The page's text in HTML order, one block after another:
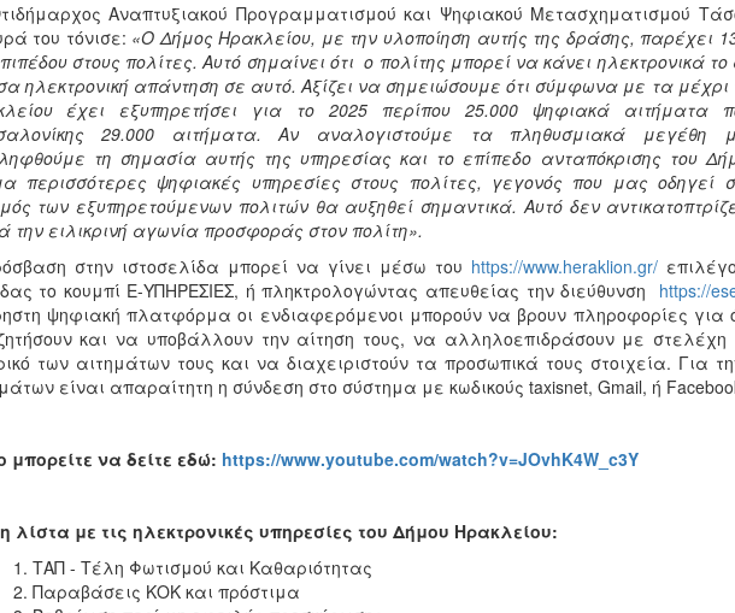
Αναπτυξιακού Προγραμματισμού και Ψηφιακού Μετασχηματισμού
του τόνισε: «Ο Δήμος Ηρακλείου, με την υλοποίηση αυτής της δράσης, παρέχει
στους πολίτες. Αυτό σημαίνει ότι ο πολίτης μπορεί να κάνει ηλεκτρονικά
ηλεκτρονική απάντηση σε αυτό. Αξίζει να σημειώσουμε ότι σύμφωνα με τα μέχρι
έχει εξυπηρετήσει για το 2025 περίπου 25.000 ψηφιακά αιτήματα
29.000 αιτήματα. Αν αναλογιστούμε τα πληθυσμιακά μεγέθη
τη σημασία αυτής της υπηρεσίας και το επίπεδο ανταπόκρισης του
περισσότερες ψηφιακές υπηρεσίες στους πολίτες, γεγονός που μας οδηγεί
των εξυπηρετούμενων πολιτών θα αυξηθεί σημαντικά. Αυτό δεν
την ειλικρινή αγωνία προσφοράς στον πολίτη».
στην ιστοσελίδα μπορεί να γίνει μέσω του https://www.heraklion.gr/
το κουμπί E-ΥΠΗΡΕΣΙΕΣ, ή πληκτρολογώντας απευθείας την διεύθυνση https://
ψηφιακή πλατφόρμα οι ενδιαφερόμενοι μπορούν να βρουν πληροφορίες για
και να υποβάλλουν την αίτηση τους, να αλληλοεπιδράσουν με
των αιτημάτων τους και να διαχειριστούν τα προσωπικά τους στοιχεία. Για
είναι απαραίτητη η σύνδεση στο σύστημα με κωδικούς taxisnet, Gmail, ή
μπορείτε να δείτε εδώ: https://www.youtube.com/watch?v=JOvhK4W_c3Y
λίστα με τις ηλεκτρονικές υπηρεσίες του Δήμου Ηρακλείου:
ΤΑΠ - Τέλη Φωτισμού και Καθαριότητας
Παραβάσεις ΚΟΚ και πρόστιμα